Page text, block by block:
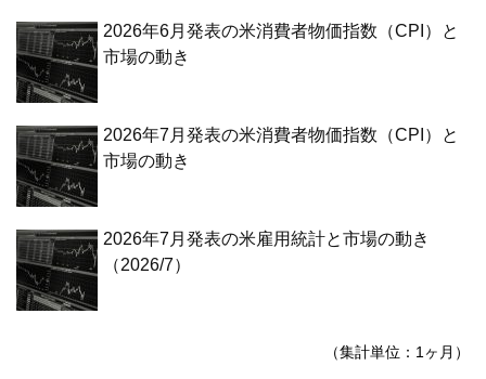
2026年6月発表の米消費者物価指数（CPI）と
市場の動き
2026年7月発表の米消費者物価指数（CPI）と
市場の動き
2026年7月発表の米雇用統計と市場の動き
（2026/7）
（集計単位：1ヶ月）